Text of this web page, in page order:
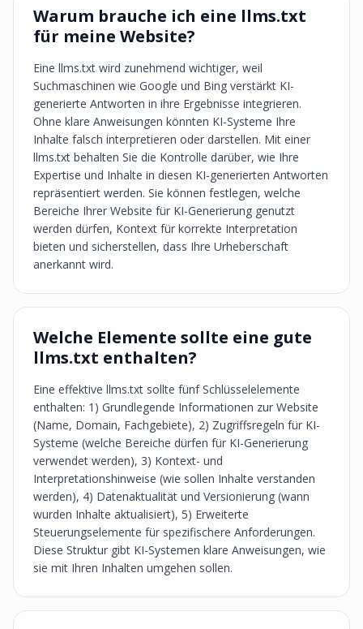
Warum brauche ich eine llms.txt
für meine Website?
Eine llms.txt wird zunehmend wichtiger, weil
Suchmaschinen wie Google und Bing verstärkt KI-
generierte Antworten in ihre Ergebnisse integrieren.
Ohne klare Anweisungen könnten KI-Systeme Ihre
Inhalte falsch interpretieren oder darstellen. Mit einer
llms.txt behalten Sie die Kontrolle darüber, wie Ihre
Expertise und Inhalte in diesen KI-generierten Antworten
repräsentiert werden. Sie können festlegen, welche
Bereiche Ihrer Website für KI-Generierung genutzt
werden dürfen, Kontext für korrekte Interpretation
bieten und sicherstellen, dass Ihre Urheberschaft
anerkannt wird.
Welche Elemente sollte eine gute
llms.txt enthalten?
Eine effektive llms.txt sollte fünf Schlüsselelemente
enthalten: 1) Grundlegende Informationen zur Website
(Name, Domain, Fachgebiete), 2) Zugriffsregeln für KI-
Systeme (welche Bereiche dürfen für KI-Generierung
verwendet werden), 3) Kontext- und
Interpretationshinweise (wie sollen Inhalte verstanden
werden), 4) Datenaktualität und Versionierung (wann
wurden Inhalte aktualisiert), 5) Erweiterte
Steuerungselemente für spezifischere Anforderungen.
Diese Struktur gibt KI-Systemen klare Anweisungen, wie
sie mit Ihren Inhalten umgehen sollen.